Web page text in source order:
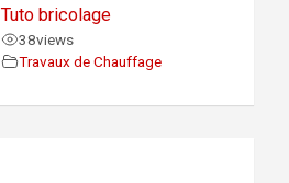
Tuto bricolage
38views
Travaux de Chauffage